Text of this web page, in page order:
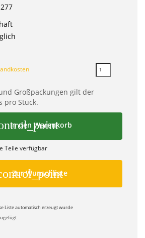
Großpackungen gilt der
pro Stück.
In den Warenkorb
Teile verfügbar
Zur Wunschliste
Liste automatisch erzeugt wurde